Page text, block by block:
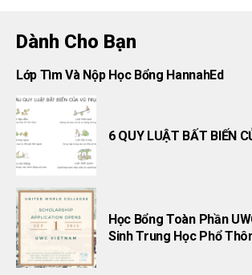
Dành Cho Bạn
Lớp Tìm Và Nộp Học Bổng HannahEd
6 QUY LUẬT BẤT BIẾN
Học Bổng Toàn Phần
Sinh Trung Học Phổ